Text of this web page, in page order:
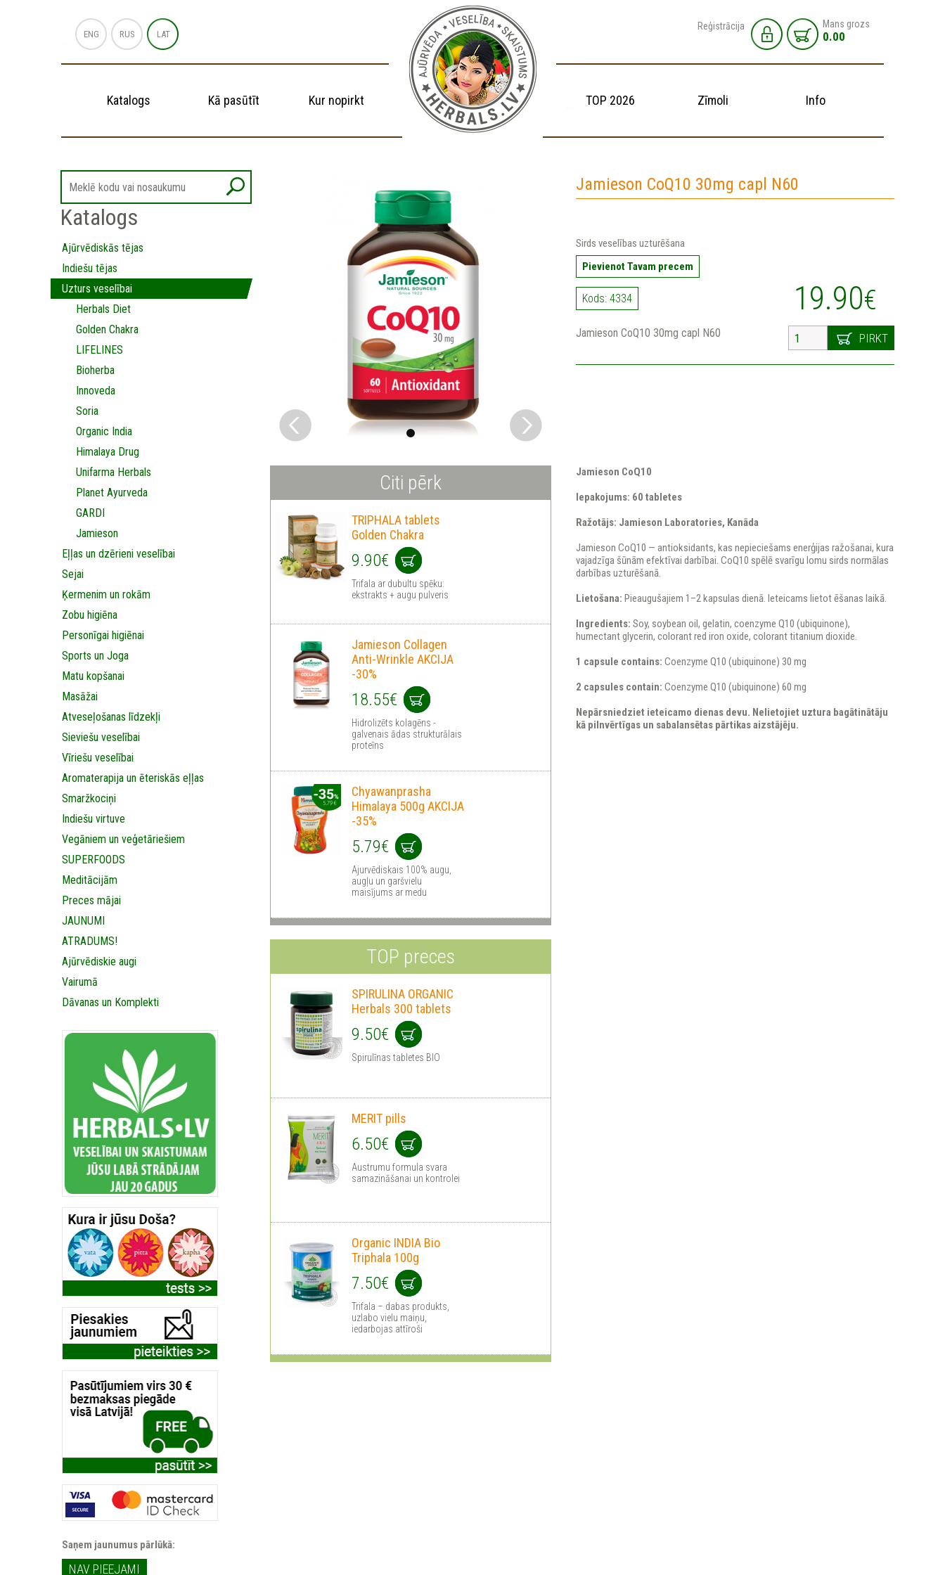
ENG RUS LAT
Reģistrācija Mans grozs
0.00
Katalogs Kā pasūtīt Kur nopirkt TOP 2026 Zīmoli Info
Katalogs
Ajūrvēdiskās tējas
Indiešu tējas
Uzturs veselībai
Herbals Diet
Golden Chakra
LIFELINES
Bioherba
Innoveda
Soria
Organic India
Himalaya Drug
Unifarma Herbals
Planet Ayurveda
GARDI
Jamieson
Eļļas un dzērieni veselībai
Sejai
Ķermenim un rokām
Zobu higiēna
Personīgai higiēnai
Sports un Joga
Matu kopšanai
Masāžai
Аtveseļošanas līdzekļi
Sieviešu veselībai
Vīriešu veselībai
Aromaterapija un ēteriskās eļļas
Smaržkociņi
Indiešu virtuve
Vegāniem un veģetāriešiem
SUPERFOODS
Meditācijām
Preces mājai
JAUNUMI
ATRADUMS!
Ajūrvēdiskie augi
Vairumā
Dāvanas un Komplekti
Saņem jaunumus pārlūkā:
NAV PIEEJAMI
Jamieson CoQ10 30mg capl N60
Sirds veselības uzturēšana
Pievienot Tavam precem
Kods: 4334 19.90€
PIRKT
Jamieson CoQ10 30mg capl N60
Jamieson CoQ10
Iepakojums: 60 tabletes
Ražotājs: Jamieson Laboratories, Kanāda
Jamieson CoQ10 — antioksidants, kas nepieciešams enerģijas ražošanai, kura
vajadzīga šūnām efektīvai darbībai. CoQ10 spēlē svarīgu lomu sirds normālas
darbības uzturēšanā.
Lietošana: Pieaugušajiem 1–2 kapsulas dienā. Ieteicams lietot ēšanas laikā.
Ingredients: Soy, soybean oil, gelatin, coenzyme Q10 (ubiquinone),
humectant glycerin, colorant red iron oxide, colorant titanium dioxide.
1 capsule contains:Coenzyme Q10 (ubiquinone) 30 mg
2 capsules contain: Coenzyme Q10 (ubiquinone) 60 mg
Nepārsniedziet ieteicamo dienas devu. Nelietojiet uztura bagātinātāju
kā pilnvērtīgas un sabalansētas pārtikas aizstājēju.
Citi pērk
TRIPHALA tablets
Golden Chakra
9.90€
Trifala ar dubultu spēku:
ekstrakts + augu pulveris
Jamieson Collagen
Anti-Wrinkle AKCIJA
-30%
18.55€
Hidrolizēts kolagēns -
galvenais ādas strukturālais
proteīns
Chyawanprasha
Himalaya 500g AKCIJA
-35%
5.79€
Ajurvēdiskais 100% augu,
augļu un garšvielu
maisījums ar medu
TOP preces
SPIRULINA ORGANIC
Herbals 300 tablets
9.50€
Spirulīnas tabletes BIO
MERIT pills
6.50€
Austrumu formula svara
samazināšanai un kontrolei
Organic INDIA Bio
Triphala 100g
7.50€
Trifala – dabas produkts,
uzlabo vielu maiņu,
iedarbojas attīroši